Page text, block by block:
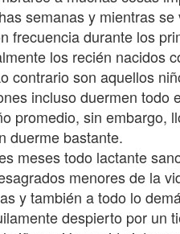
semanas y mientras
frecuencia durante los
los recién nacidos
contrario son aquellos
incluso duermen todo
promedio, sin embargo,
duerme bastante.
meses todo lactante
menores de la
y también a todo lo
despierto por un